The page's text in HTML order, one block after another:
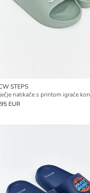
STEPS
natikače s printom igraće
EUR